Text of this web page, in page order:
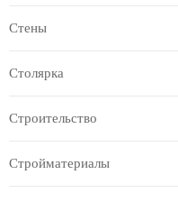
Стены
Столярка
Строительство
Стройматериалы